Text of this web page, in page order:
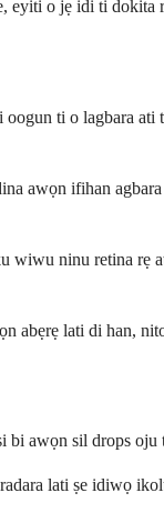
o jẹ idi ti dokita
ti o lagbara
awọn ifihan
ninu retina rẹ
abẹrẹ lati di han,
bi awọn sil drops oju
lati ṣe idiwọ